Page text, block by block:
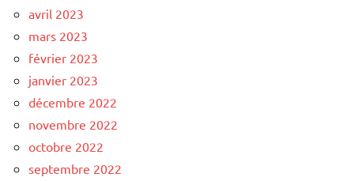
avril 2023
mars 2023
février 2023
janvier 2023
décembre 2022
novembre 2022
octobre 2022
septembre 2022